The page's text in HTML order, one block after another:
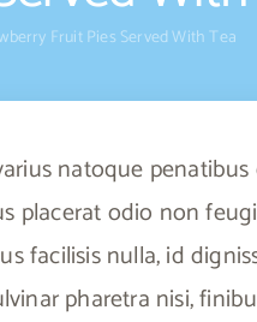
Fruit Pies Served With Tea
natoque
placerat odio non
facilisis nulla, id
pharetra nisi,